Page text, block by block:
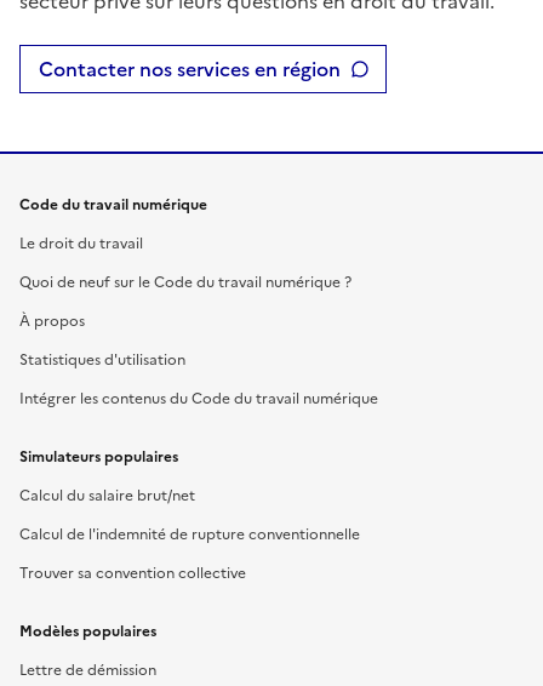
Contacter nos services en région
Code du travail numérique
Le droit du travail
Quoi de neuf sur le Code du travail numérique ?
À propos
Statistiques d'utilisation
Intégrer les contenus du Code du travail numérique
Simulateurs populaires
Calcul du salaire brut/net
Calcul de l'indemnité de rupture conventionnelle
Trouver sa convention collective
Modèles populaires
Lettre de démission